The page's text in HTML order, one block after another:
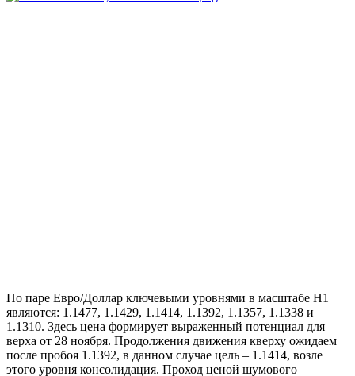
По паре Евро/Доллар ключевыми уровнями в масштабе Н1
являются: 1.1477, 1.1429, 1.1414, 1.1392, 1.1357, 1.1338 и
1.1310. Здесь цена формирует выраженный потенциал для
верха от 28 ноября. Продолжения движения кверху ожидаем
после пробоя 1.1392, в данном случае цель – 1.1414, возле
этого уровня консолидация. Проход ценой шумового